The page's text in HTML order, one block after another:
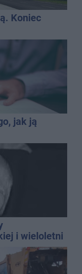
Koniec
jak ją
i wieloletni